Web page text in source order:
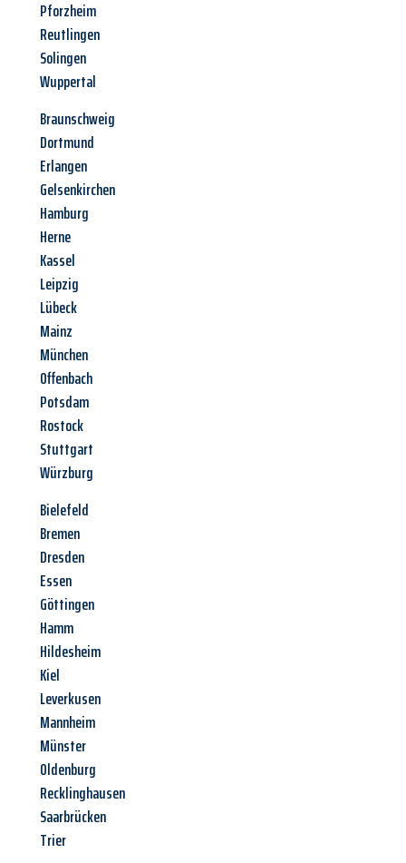
Pforzheim
Reutlingen
Solingen
Wuppertal
Braunschweig
Dortmund
Erlangen
Gelsenkirchen
Hamburg
Herne
Kassel
Leipzig
Lübeck
Mainz
München
Offenbach
Potsdam
Rostock
Stuttgart
Würzburg
Bielefeld
Bremen
Dresden
Essen
Göttingen
Hamm
Hildesheim
Kiel
Leverkusen
Mannheim
Münster
Oldenburg
Recklinghausen
Saarbrücken
Trier